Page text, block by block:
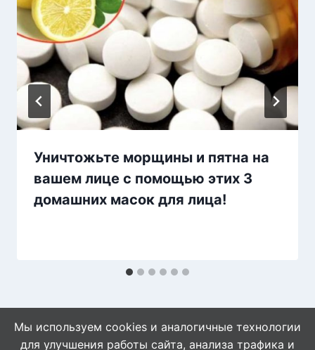
Уничтожьте морщины и пятна на
вашем лице с помощью этих 3
домашних масок для лица!
Мы используем cookies и аналогичные технологии
для улучшения работы сайта, анализа трафика и